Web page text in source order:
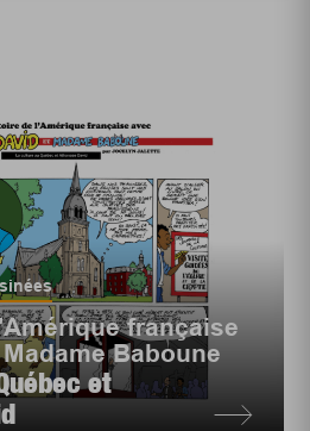
française
Baboune
et